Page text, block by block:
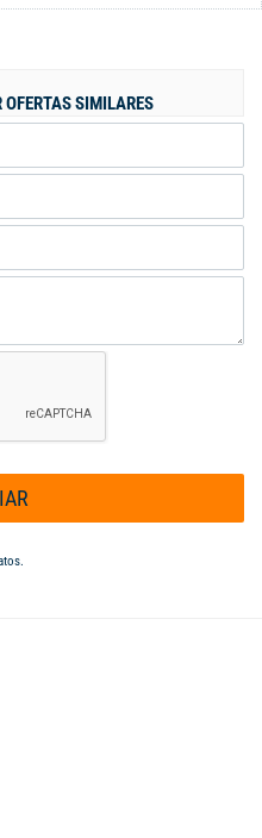
baño y sala de tv 4
SIMILARES
.